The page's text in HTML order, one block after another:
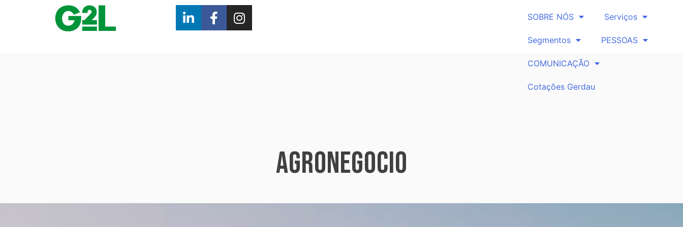
SOBRE NÓS Serviços
Segmentos PESSOAS
COMUNICAÇÃO
Cotações Gerdau
Agronegocio